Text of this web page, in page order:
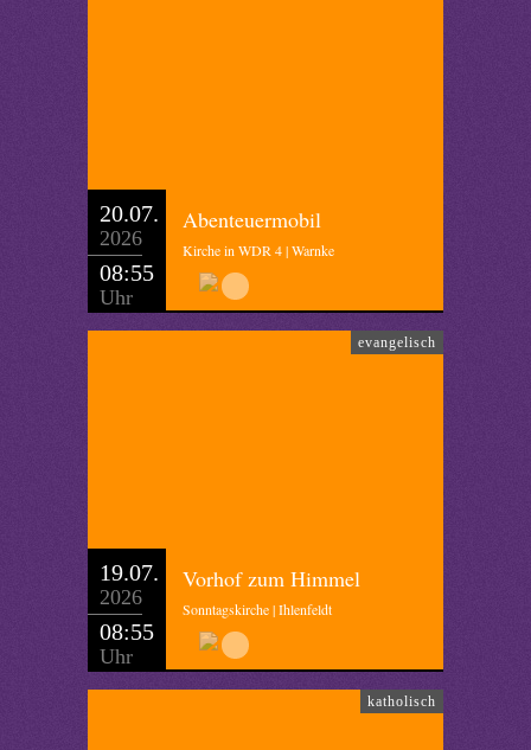
20.07.
2026
08:55
Uhr
Abenteuermobil
Kirche in WDR 4 | Warnke
evangelisch
19.07.
2026
08:55
Uhr
Vorhof zum Himmel
Sonntagskirche | Ihlenfeldt
katholisch